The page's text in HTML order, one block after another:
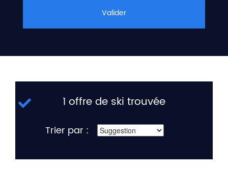
Valider
1 offre de ski trouvée
Trier par :